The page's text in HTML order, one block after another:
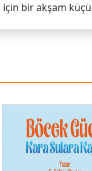
için bir akşam